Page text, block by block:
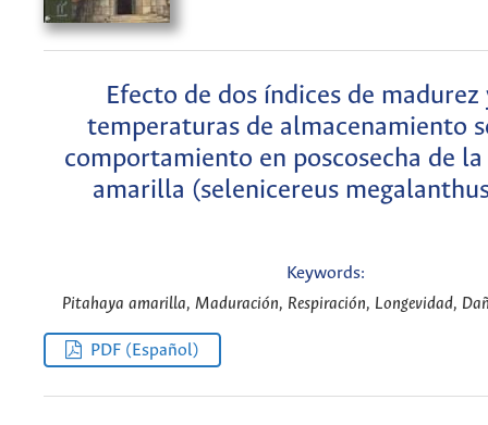
Efecto de dos índices de madurez
temperaturas de almacenamiento
comportamiento en poscosecha de
amarilla (selenicereus
Keywords:
Pitahaya amarilla, Maduración, Respiración, Longevidad,
PDF (Español)